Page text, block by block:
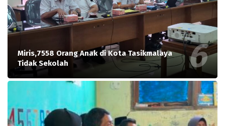
Miris,7558 Orang Anak di Kota Tasikmalaya
Tidak Sekolah